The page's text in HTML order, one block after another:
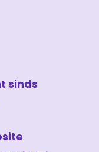
sinds